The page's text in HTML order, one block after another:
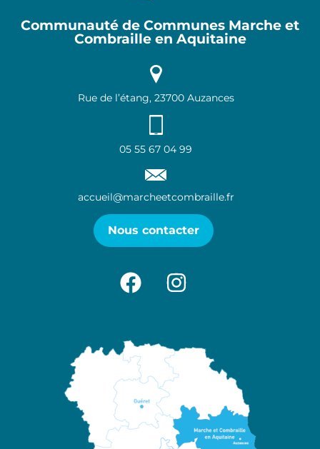
Communauté de Communes Marche et
Combraille en Aquitaine
Rue de l’étang, 23700 Auzances
05 55 67 04 99
accueil@marcheetcombraille.fr
Nous contacter